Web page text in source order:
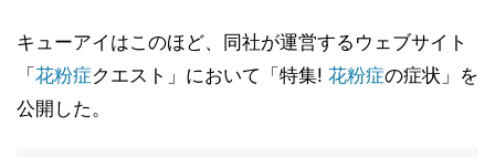
キューアイはこのほど、同社が運営するウェブサイト
「 花粉症クエスト」において「特集! 花粉症の症状」を
公開した。